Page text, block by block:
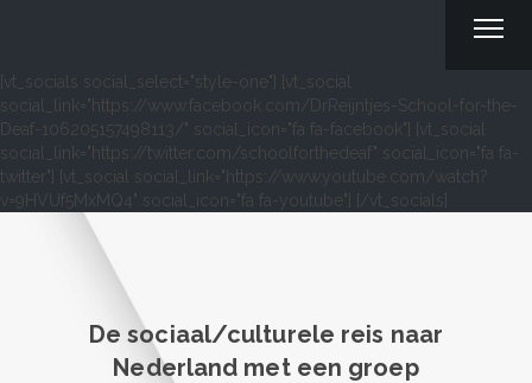
[vt_socials social_select="style-one"] [vt_social
social_link="https://www.facebook.com/DrReijntjes-School-for-the-
Deaf-106205157498113/" social_icon="fa fa-facebook"] [vt_social
social_link="https://twitter.com/schoolforthedeaf" social_icon="fa fa-
twitter"] [vt_social social_link="https://www.youtube.com/watch?
v=9HVUf5MxMQ4" social_icon="fa fa-youtube"] [/vt_socials]
De sociaal/culturele reis naar
Nederland met een groep